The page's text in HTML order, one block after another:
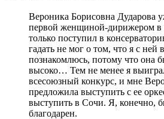
Вероника Борисовна Дударова
первой женщиной-дирижером в
только поступил в
гадать не мог о том, что я с ней
познакомлюсь, потому что она
высоко… Тем не менее я
всесоюзный конкурс, и мне
предложила выступить с ее
выступить в Сочи. Я, конечно,
благодарен.